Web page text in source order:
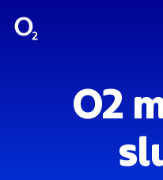
O2